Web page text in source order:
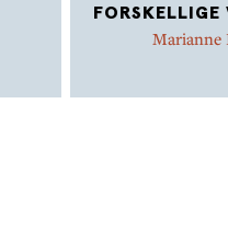
FORSKELLIGE
Marianne